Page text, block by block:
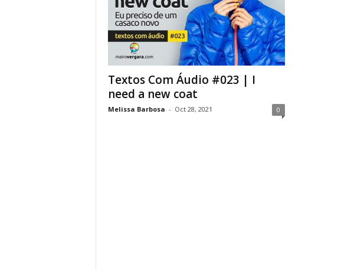
Textos Com Áudio #023 | I
need a new coat
Melissa Barbosa - Oct 28, 2021 0